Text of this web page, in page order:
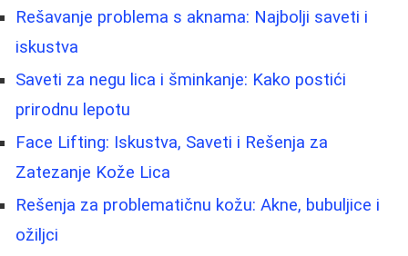
Rešavanje problema s aknama: Najbolji saveti i
iskustva
Saveti za negu lica i šminkanje: Kako postići
prirodnu lepotu
Face Lifting: Iskustva, Saveti i Rešenja za
Zatezanje Kože Lica
Rešenja za problematičnu kožu: Akne, bubuljice i
ožiljci